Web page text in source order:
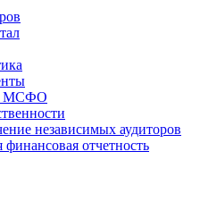
МСФО
независимых аудиторов
отчетность